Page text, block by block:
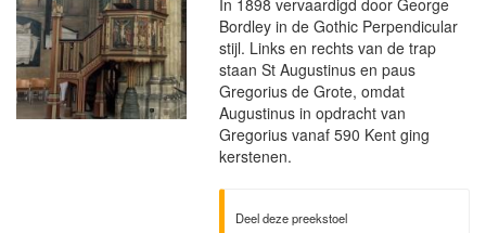
In 1898 vervaardigd door George
Bordley in de Gothic Perpendicular
stijl. Links en rechts van de trap
staan St Augustinus en paus
Gregorius de Grote, omdat
Augustinus in opdracht van
Gregorius vanaf 590 Kent ging
kerstenen.
Deel deze preekstoel